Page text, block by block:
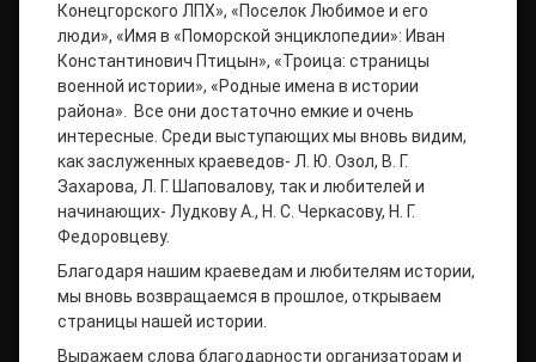
Конецгорского ЛПХ», «Поселок Любимое и его
люди», «Имя в «Поморской энциклопедии»: Иван
Константинович Птицын», «Троица: страницы
военной истории», «Родные имена в истории
района». Все они достаточно емкие и очень
интересные. Среди выступающих мы вновь видим,
как заслуженных краеведов- Л. Ю. Озол, В. Г.
Захарова, Л. Г. Шаповалову, так и любителей и
начинающих- Лудкову А., Н. С. Черкасову, Н. Г.
Федоровцеву.
Благодаря нашим краеведам и любителям истории,
мы вновь возвращаемся в прошлое, открываем
страницы нашей истории.
Выражаем слова благодарности организаторам и